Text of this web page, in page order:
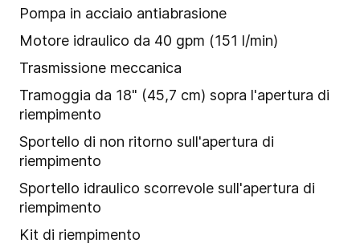
Pompa in acciaio antiabrasione
Motore idraulico da 40 gpm (151 l/min)
Trasmissione meccanica
Tramoggia da 18" (45,7 cm) sopra l'apertura di
riempimento
Sportello di non ritorno sull'apertura di
riempimento
Sportello idraulico scorrevole sull'apertura di
riempimento
Kit di riempimento